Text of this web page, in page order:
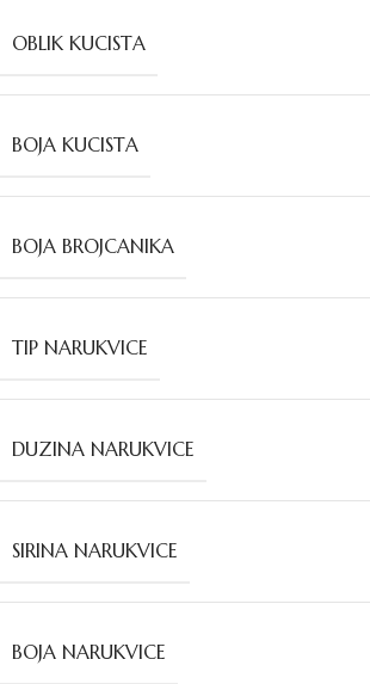
OBLIK KUCISTA
BOJA KUCISTA
BOJA BROJCANIKA
TIP NARUKVICE
DUZINA NARUKVICE
SIRINA NARUKVICE
BOJA NARUKVICE